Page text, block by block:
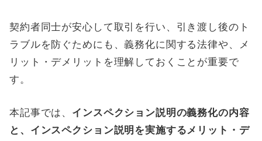
契約者同士が安心して取引を行い、引き渡し後のト
ラブルを防ぐためにも、義務化に関する法律や、メ
リット・デメリットを理解しておくことが重要で
す。
本記事では、 インスペクション説明の義務化の内容
と、インスペクション説明を実施するメリット・デ